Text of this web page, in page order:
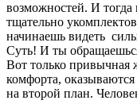
возможностей. И тогда
тщательно
начинаешь видеть
Суть! И ты
Вот только привычная
комфорта,
на второй план.